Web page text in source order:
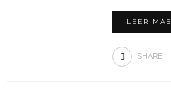
LEER MÁS
SHARE